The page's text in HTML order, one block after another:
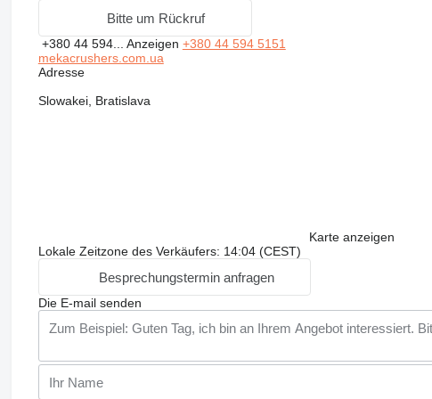
Bitte um Rückruf
+380 44 594... Anzeigen +380 44 594 5151
mekacrushers.com.ua
Adresse
Slowakei, Bratislava
Karte anzeigen
Lokale Zeitzone des Verkäufers: 14:04 (CEST)
Besprechungstermin anfragen
Die E-mail senden